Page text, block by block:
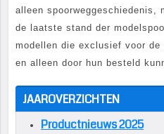
alleen spoorweggeschiedenis,
de laatste stand der
modellen die exclusief voor de
en alleen door hun besteld
JAAROVERZICHTEN
Productnieuws 2025